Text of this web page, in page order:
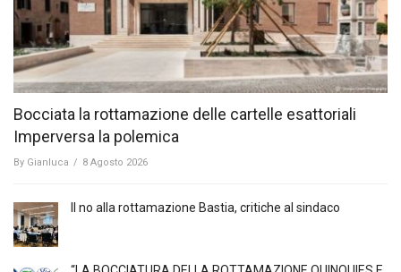
Bocciata la rottamazione delle cartelle esattoriali
Imperversa la polemica
By Gianluca / 8 Agosto 2026
Il no alla rottamazione Bastia, critiche al sindaco